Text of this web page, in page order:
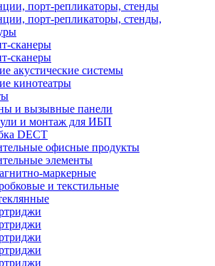
порт-репликаторы, стенды
порт-репликаторы, стенды,
сканеры
сканеры
акустические системы
кинотеатры
и вызывные панели
и монтаж для ИБП
DECT
офисные продукты
элементы
маркерные
и текстильные